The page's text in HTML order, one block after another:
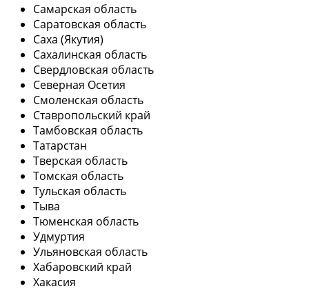
Самарская область
Саратовская область
Саха (Якутия)
Сахалинская область
Свердловская область
Северная Осетия
Смоленская область
Ставропольский край
Тамбовская область
Татарстан
Тверская область
Томская область
Тульская область
Тыва
Тюменская область
Удмуртия
Ульяновская область
Хабаровский край
Хакасия